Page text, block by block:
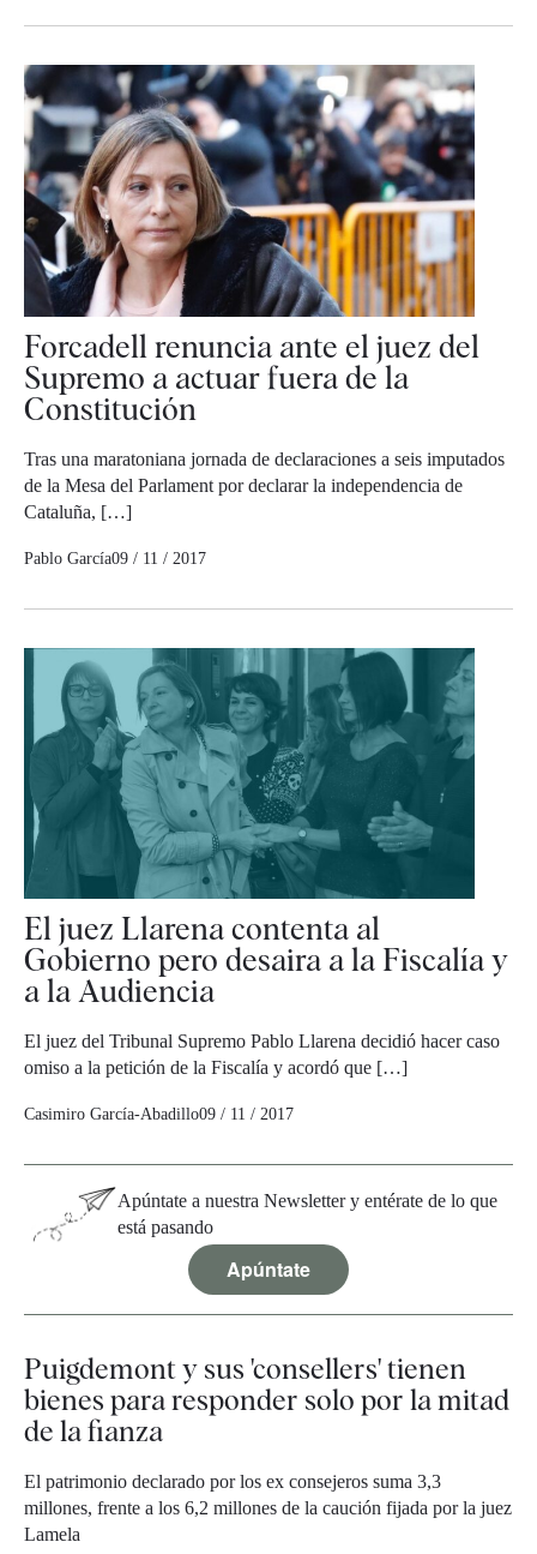
Forcadell renuncia ante el juez del
Supremo a actuar fuera de la
Constitución
Tras una maratoniana jornada de declaraciones a seis imputados
de la Mesa del Parlament por declarar la independencia de
Cataluña, […]
Pablo García09 / 11 / 2017
El juez Llarena contenta al
Gobierno pero desaira a la Fiscalía y
a la Audiencia
El juez del Tribunal Supremo Pablo Llarena decidió hacer caso
omiso a la petición de la Fiscalía y acordó que […]
Casimiro García-Abadillo09 / 11 / 2017
Apúntate a nuestra Newsletter y entérate de lo que
está pasando
Apúntate
Puigdemont y sus 'consellers' tienen
bienes para responder solo por la mitad
de la fianza
El patrimonio declarado por los ex consejeros suma 3,3
millones, frente a los 6,2 millones de la caución fijada por la juez
Lamela